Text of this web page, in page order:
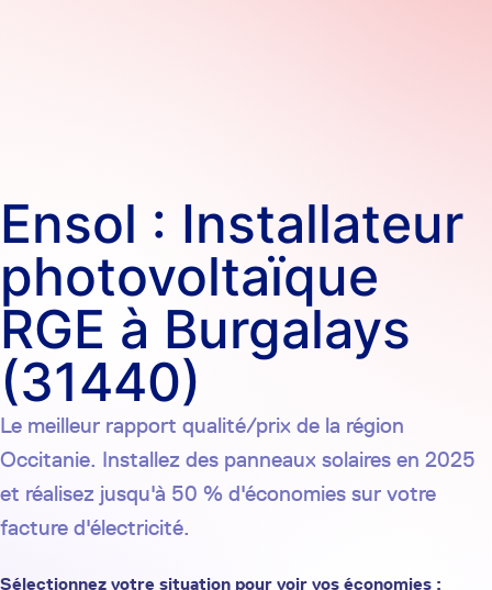
Ensol : Installateur
photovoltaïque
RGE à Burgalays
(31440)
Le meilleur rapport qualité/prix de la région
Occitanie. Installez des panneaux solaires en 2025
et réalisez jusqu'à 50 % d'économies sur votre
facture d'électricité.
Sélectionnez votre situation pour voir vos économies :